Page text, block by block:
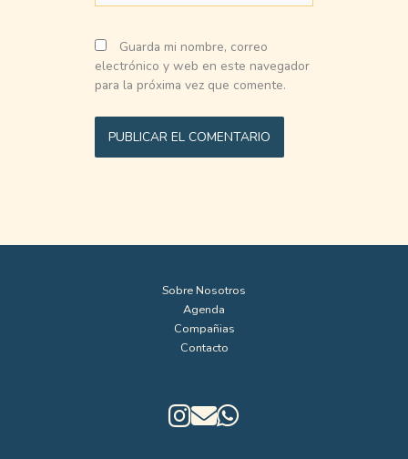
Guarda mi nombre, correo
electrónico y web en este navegador
para la próxima vez que comente.
Sobre Nosotros
Agenda
Compañias
Contacto